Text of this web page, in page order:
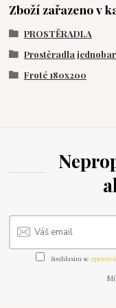
Zboží zařazeno v
PROSTĚRADLA
Prostěradla
Froté 180x200
Souhlasím se